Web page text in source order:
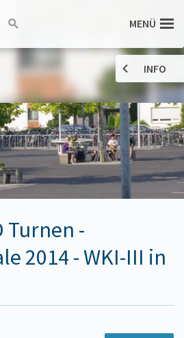
Suche
MENÜ
Turnen -
2014 - WKI-III in
INFO